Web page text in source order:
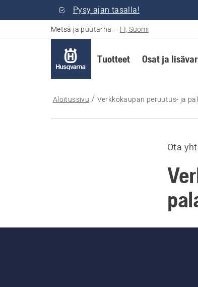
Pysy ajan tasalla!
Metsä ja puutarha – FI, Suomi
Tuotteet Osat ja
Aloitussivu Verkkokaupan peruutus- ja
Ota